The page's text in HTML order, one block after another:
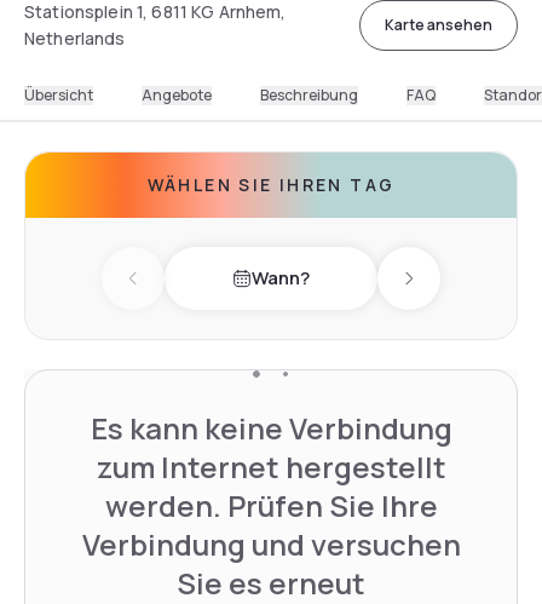
Stationsplein 1, 6811 KG Arnhem,
Netherlands
Karte ansehen
Übersicht Angebote Beschreibung FAQ
WÄHLEN SIE IHREN TAG
Previous day Wann? Next day
Es kann keine Verbindung
zum Internet hergestellt
werden. Prüfen Sie Ihre
Verbindung und versuchen
Sie es erneut